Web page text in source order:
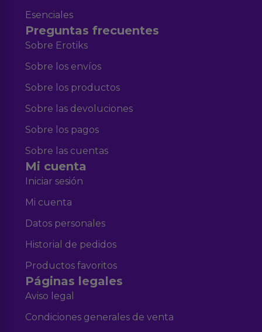
Esenciales
Preguntas frecuentes
Sobre Erotiks
Sobre los envíos
Sobre los productos
Sobre las devoluciones
Sobre los pagos
Sobre las cuentas
Mi cuenta
Iniciar sesión
Mi cuenta
Datos personales
Historial de pedidos
Productos favoritos
Páginas legales
Aviso legal
Condiciones generales de venta